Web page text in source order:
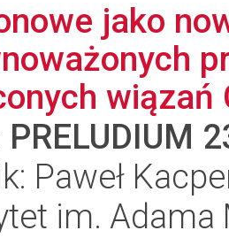
jako
wiązań
PRELUDIUM
Paweł
im.